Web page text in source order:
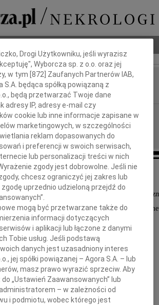
Wiesław Wagner
Poznań
01.07.2010
Z głębokim żalem przyjęliśmy wiadomość,
że w dniu 26 czerwca 2010 roku, nieoczekiwanie
aktywny członek Polskiego Towarzystwa
nasz Przyjaciel
Drogi Użytkowniku, jeśli wyrazisz
Wyborcza sp. z o.o. oraz jej
w tym [872 ] Zaufanych Partnerów IAB,
S.A. będąca spółką powiązaną z
będą przetwarzać Twoje dane
adresy IP, adresy e-mail czy
cookie lub inne informacje zapisane w
marketingowych, w szczególności
reklam dopasowanych do
i preferencji w swoich serwisach,
lub personalizacji treści w nich
zgody jest dobrowolne. Jeśli nie
chcesz ograniczyć jej zakres lub
uprzednio udzieloną przejdź do
mogą być przetwarzane także do
informacji dotyczących
i aplikacji lub łączone z danymi
Tobie usług. Jeśli podstawą
danych jest uzasadniony interes
jej spółki powiązanej – Agora S.A. – lub
masz prawo wyrazić sprzeciw. Aby
„Ustawień Zaawansowanych” lub
– w zależności od
i podmiotu, wobec którego jest